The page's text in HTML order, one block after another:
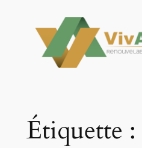
contenu
Étiquette :